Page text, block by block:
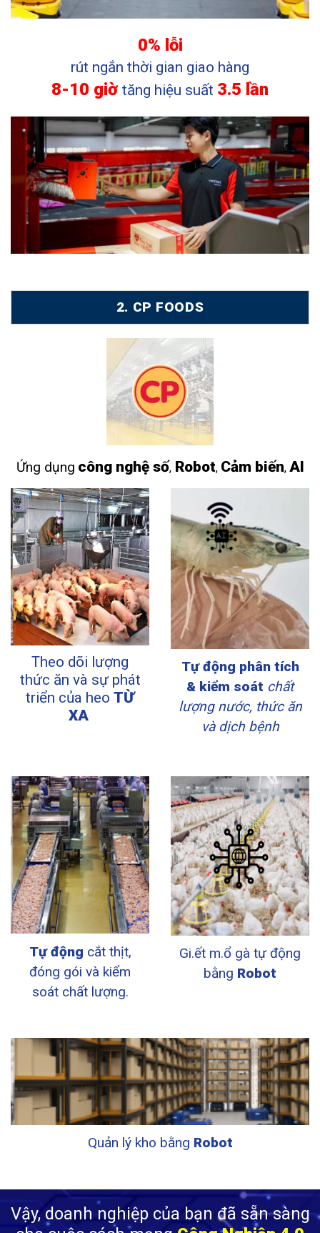
0% lỗi
rút ngắn thời gian giao hàng
8-10 giờ tăng hiệu suất 3.5 lần
2. CP FOODS
Ứng dụng công nghệ số,Robot, Cảm biến, AI
Theo dõi lượng
thức ăn và sự phát
triển của heo TỪ
XA
Tự động phân tích
& kiểm soát chất
lượng nước, thức ăn
và dịch bệnh
Tự động cắt thịt,
đóng gói và kiểm
soát chất lượng.
Gi.ết m.ổ gà tự động
bằng Robot
Quản lý kho bằng Robot
Vậy, doanh nghiệp của bạn đã sẵn sàng